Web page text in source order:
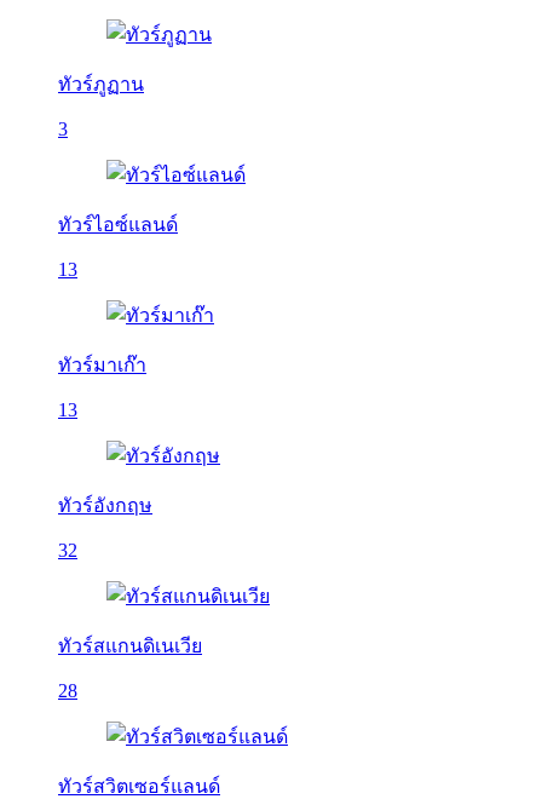
ทัวร์ภูฏาน
3
ทัวร์ไอซ์แลนด์
13
ทัวร์มาเก๊า
13
ทัวร์อังกฤษ
32
ทัวร์สแกนดิเนเวีย
28
ทัวร์สวิตเซอร์แลนด์